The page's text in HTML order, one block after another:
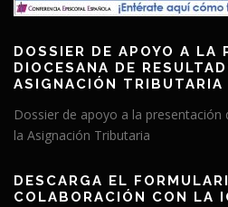
DOSSIER DE APOYO A LA
DIOCESANA DE
ASIGNACIÓN TRIBUTARIA
Dossier de apoyo a la presentación
la Asignación Tributaria
DESCARGA EL
COLABORACIÓN CON LA